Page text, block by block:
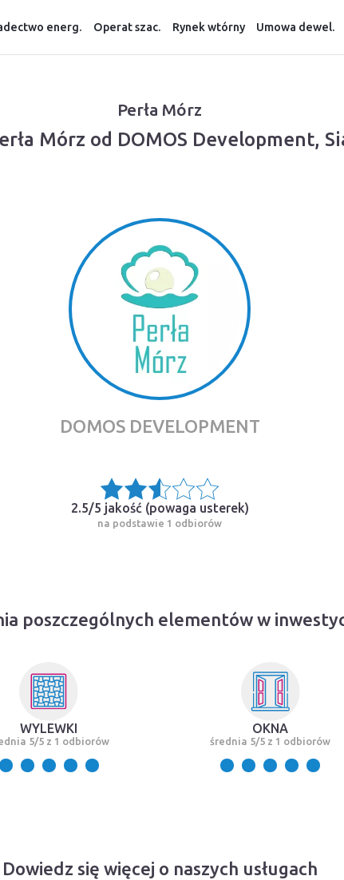
energ. Operat szac. Rynek wtórny Umowa dewel.
Perła Mórz
Mórz od DOMOS Development,
DOMOS DEVELOPMENT
2.5/5 jakość (powaga usterek)
na podstawie 1 odbiorów
poszczególnych elementów w
WYLEWKI
5/5 z 1 odbiorów
OKNA
średnia 5/5 z 1 odbiorów
Dowiedz się więcej o naszych usługach